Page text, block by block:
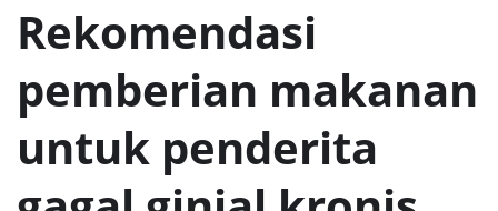
Rekomendasi
pemberian makanan
untuk penderita